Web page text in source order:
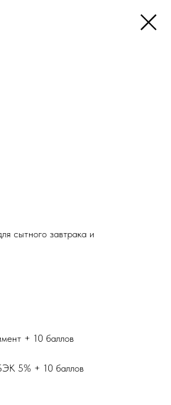
сытного завтрака и
+ 10 баллов
5% + 10 баллов